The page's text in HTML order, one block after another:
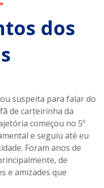
dos
suspeita para falar do
de carteirinha da
começou no 5º
e seguiu até eu
Foram anos de